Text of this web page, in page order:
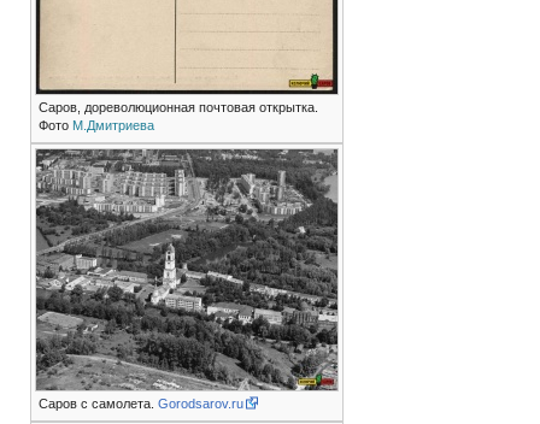
Саров, дореволюционная почтовая открытка.
Фото М.Дмитриева
Саров с самолета. Gorodsarov.ru